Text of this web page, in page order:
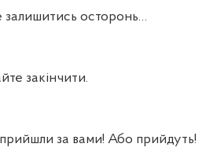
залишитись осторонь…
закінчити.
за вами! Або прийдуть!